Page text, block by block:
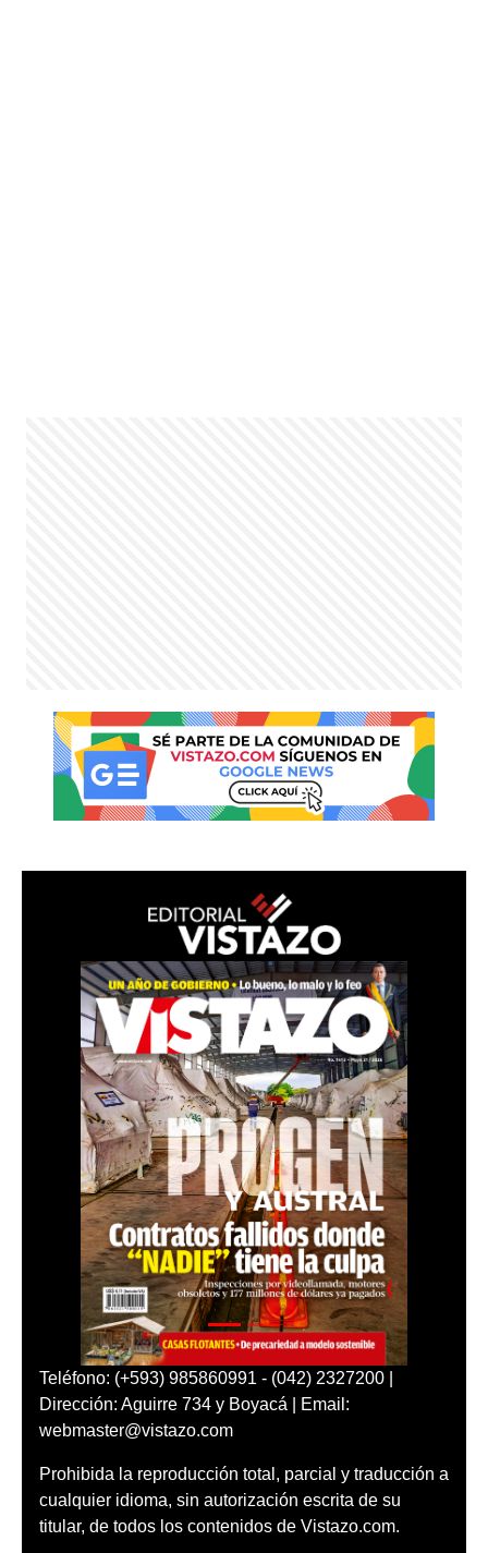
Teléfono: (+593) 985860991 - (042) 2327200 |
Dirección: Aguirre 734 y Boyacá | Email:
webmaster@vistazo.com
Prohibida la reproducción total, parcial y traducción a
cualquier idioma, sin autorización escrita de su
titular, de todos los contenidos de Vistazo.com.